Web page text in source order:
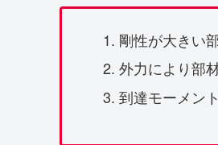
剛性が大きい
外力により部
到達モーメン